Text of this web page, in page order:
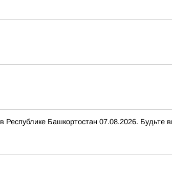
Башкортостан 07.08.2026. Будьте